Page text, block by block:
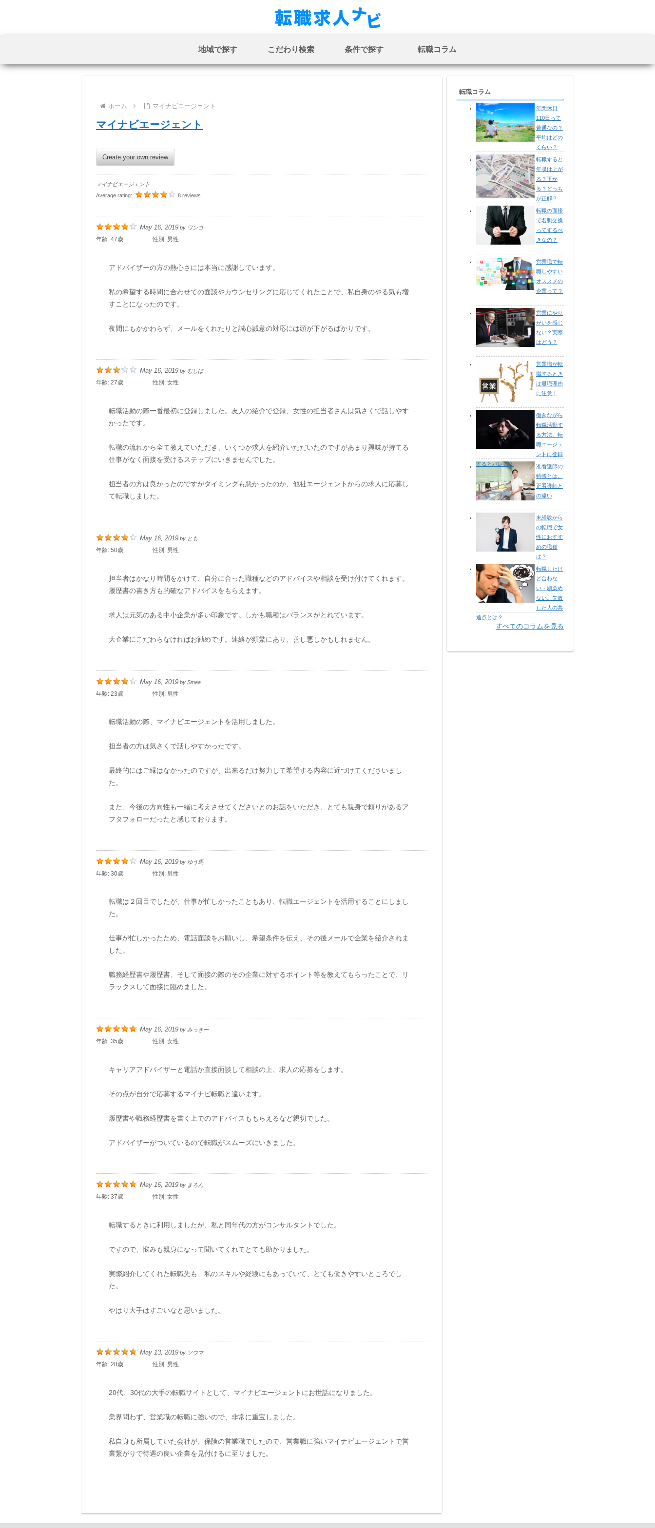
地域で探す こだわり検索 条件で探す 転職コラム
ホーム マイナビエージェント
マイナビエージェント
Create your own review
マイナビエージェント
Average rating:
8 reviews
May 16, 2019 by ワンコ
年齢: 47歳 性別: 男性
アドバイザーの方の熱心さには本当に感謝しています。
私の希望する時間に合わせての面談やカウンセリングに応じてくれたことで、私自身のやる気も増
すことになったのです。
夜間にもかかわらず、メールをくれたりと誠心誠意の対応には頭が下がるばかりです。
May 16, 2019 by むしば
年齢: 27歳 性別: 女性
転職活動の際一番最初に登録しました。友人の紹介で登録、女性の担当者さんは気さくで話しやす
かったです。
転職の流れから全て教えていただき、いくつか求人を紹介いただいたのですがあまり興味が持てる
仕事がなく面接を受けるステップにいきませんでした。
担当者の方は良かったのですがタイミングも悪かったのか、他社エージェントからの求人に応募し
て転職しました。
May 16, 2019 by とも
年齢: 50歳 性別: 男性
担当者はかなり時間をかけて、自分に合った職種などのアドバイスや相談を受け付けてくれます。
履歴書の書き方も的確なアドバイスをもらえます。
求人は元気のある中小企業が多い印象です。しかも職種はバランスがとれています。
大企業にこだわらなければお勧めです。連絡が頻繁にあり、善し悪しかもしれません。
May 16, 2019 by Smee
年齢: 23歳 性別: 男性
転職活動の際、マイナビエージェントを活用しました。
担当者の方は気さくで話しやすかったです。
最終的にはご縁はなかったのですが、出来るだけ努力して希望する内容に近づけてくださいまし
た。
また、今後の方向性も一緒に考えさせてくださいとのお話をいただき、とても親身で頼りがあるア
フタフォローだったと感じております。
May 16, 2019 by ゆう馬
年齢: 30歳 性別: 男性
転職は２回目でしたが、仕事が忙しかったこともあり、転職エージェントを活用することにしまし
た。
仕事が忙しかったため、電話面談をお願いし、希望条件を伝え、その後メールで企業を紹介されま
した。
職務経歴書や履歴書、そして面接の際のその企業に対するポイント等を教えてもらったことで、リ
ラックスして面接に臨めました。
May 16, 2019 by みっきー
年齢: 35歳 性別: 女性
キャリアアドバイザーと電話か直接面談して相談の上、求人の応募をします。
その点が自分で応募するマイナビ転職と違います。
履歴書や職務経歴書を書く上でのアドバイスももらえるなど親切でした。
アドバイザーがついているので転職がスムーズにいきました。
May 16, 2019 by まろん
年齢: 37歳 性別: 女性
転職するときに利用しましたが、私と同年代の方がコンサルタントでした。
ですので、悩みも親身になって聞いてくれてとても助かりました。
実際紹介してくれた転職先も、私のスキルや経験にもあっていて、とても働きやすいところでし
た。
やはり大手はすごいなと思いました。
May 13, 2019 by ソウマ
年齢: 28歳 性別: 男性
20代、30代の大手の転職サイトとして、マイナビエージェントにお世話になりました。
業界問わず、営業職の転職に強いので、非常に重宝しました。
私自身も所属していた会社が、保険の営業職でしたので、営業職に強いマイナビエージェントで営
業繋がりで待遇の良い企業を見付けるに至りました。
転職コラム
年間休日
110日って
普通なの？
平均はどの
くらい？
転職すると
年収は上が
る？下が
る？どっち
が正解？
転職の面接
で名刺交換
ってするべ
きなの？
営業職で転
職しやすい
オススメの
企業って？
営業にやり
がいを感じ
ない？実際
はどう？
営業職が転
職するとき
は退職理由
に注意！
働きながら
転職活動す
る方法。転
職エージェ
ントに登録
するとバレる？
准看護師の
特徴とは。
正看護師と
の違い
未経験から
の転職で女
性におすす
めの職種
は？
転職したけ
ど合わな
い・馴染め
ない。失敗
した人の共
通点とは？
すべてのコラムを見る